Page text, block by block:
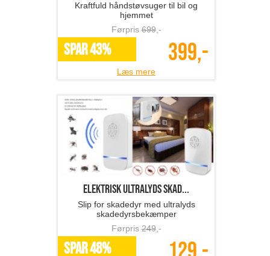
Kraftfuld håndstøvsuger til bil og
hjemmet
Førpris699,-
SPAR 43% 399,-
Læs mere
Elektrisk ultralyds skad...
Slip for skadedyr med ultralyds
skadedyrsbekæmper
Førpris249,-
SPAR 48%